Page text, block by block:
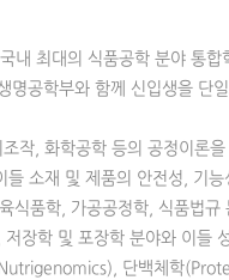
내 최대의 식품공학 분야 통합
공학부와 함께 신입생을 단
작, 화학공학 등의 공정이론
소재 및 제품의 안전성, 기
식품학, 가공공정학, 식품법규
장학 및 포장학 분야와 이들
단백체학